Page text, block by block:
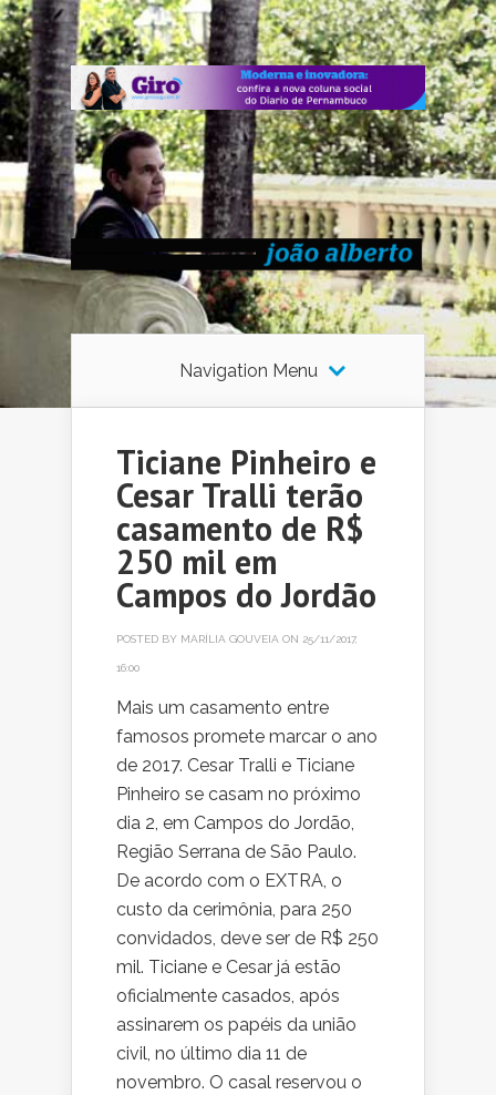
Navigation Menu
Ticiane Pinheiro e
Cesar Tralli terão
casamento de R$
250 mil em
Campos do Jordão
POSTED BY MARÍLIA GOUVEIA ON 25/11/2017,
16:00
Mais um casamento entre
famosos promete marcar o ano
de 2017. Cesar Tralli e Ticiane
Pinheiro se casam no próximo
dia 2, em Campos do Jordão,
Região Serrana de São Paulo.
De acordo com o EXTRA, o
custo da cerimônia, para 250
convidados, deve ser de R$ 250
mil. Ticiane e Cesar já estão
oficialmente casados, após
assinarem os papéis da união
civil, no último dia 11 de
novembro. O casal reservou o